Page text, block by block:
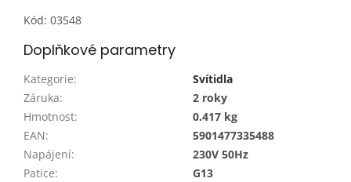
Kód: 03548
Doplňkové parametry
Kategorie:
Svítidla
Záruka:
2 roky
Hmotnost:
0.417 kg
EAN:
5901477335488
Napájení:
230V 50Hz
Patice:
G13